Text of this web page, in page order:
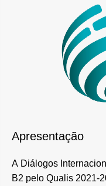
Apresentação
A Diálogos
B2 pelo Qualis 2021-